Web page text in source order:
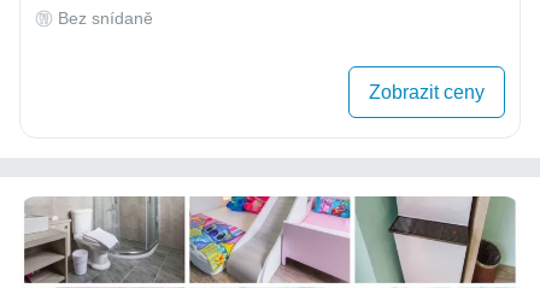
Bez snídaně
Zobrazit ceny